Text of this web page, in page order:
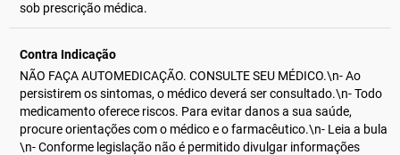
sob prescrição médica.
Contra Indicação
NÃO FAÇA AUTOMEDICAÇÃO. CONSULTE SEU MÉDICO.\n- Ao
persistirem os sintomas, o médico deverá ser consultado.\n- Todo
medicamento oferece riscos. Para evitar danos a sua saúde,
procure orientações com o médico e o farmacêutico.\n- Leia a bula
\n- Conforme legislação não é permitido divulgar informações